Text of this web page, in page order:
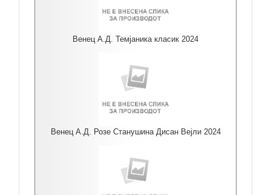
Венец А.Д. Темјаника класик 2024
Венец А.Д. Розе Станушина Дисан Вејли 2024